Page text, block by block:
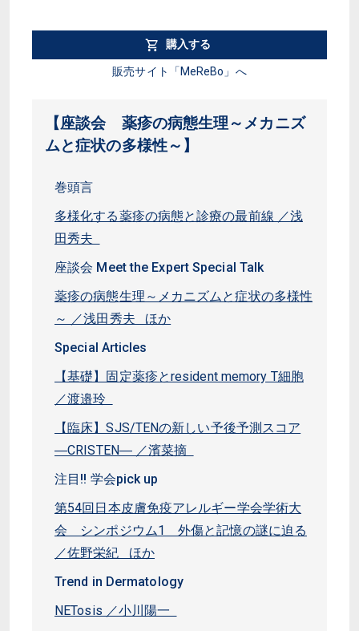
購入する
販売サイト「MeReBo」へ
【座談会 薬疹の病態生理～メカニズ
ムと症状の多様性～】
巻頭言
多様化する薬疹の病態と診療の最前線 ／浅
田秀夫
座談会 Meet the Expert Special Talk
薬疹の病態生理～メカニズムと症状の多様性
～ ／浅田秀夫 ほか
Special Articles
【基礎】固定薬疹とresident memory T細胞
／渡邉玲
【臨床】SJS/TENの新しい予後予測スコア
―CRISTEN― ／濱菜摘
注目!! 学会pick up
第54回日本皮膚免疫アレルギー学会学術大
会 シンポジウム1 外傷と記憶の謎に迫る
／佐野栄紀 ほか
Trend in Dermatology
NETosis ／小川陽一